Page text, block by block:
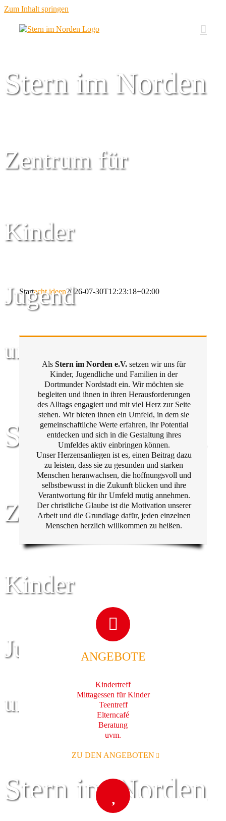
Zum Inhalt springen
Stern im Norden
Zentrum für
Kinder
Jugend
und Familie
Stern im Norden
Zentrum für
Kinder
Jugend
und Familie
Stern im Norden
Startacht ideen2026-07-30T12:23:18+02:00
Als Stern im Norden e.V. setzen wir uns für
Kinder, Jugendliche und Familien in der
Dortmunder Nordstadt ein. Wir möchten sie
begleiten und ihnen in ihren Herausforderungen
des Alltags engagiert und mit viel Herz zur Seite
stehen. Wir bieten ihnen ein Umfeld, in dem sie
gemeinschaftliche Werte erfahren, ihr Potential
entdecken und sich in die Gestaltung ihres
Umfeldes aktiv einbringen können.
Unser Herzensanliegen ist es, einen Beitrag dazu
zu leisten, dass sie zu gesunden und starken
Menschen heranwachsen, die hoffnungsvoll und
selbstbewusst in die Zukunft blicken und ihre
Verantwortung für ihr Umfeld mutig annehmen.
Der christliche Glaube ist die Motivation unserer
Arbeit und die Grundlage dafür, jeden einzelnen
Menschen herzlich willkommen zu heißen.
ANGEBOTE
Kindertreff
Mittagessen für Kinder
Teentreff
Elterncafé
Beratung
uvm.
ZU DEN ANGEBOTEN